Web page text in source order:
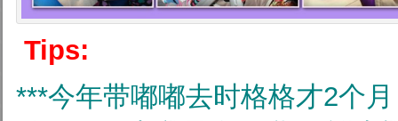
Tips:
***今年带嘟嘟去时格格才2个